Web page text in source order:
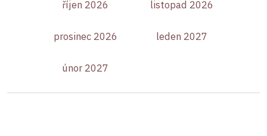
říjen 2026 listopad 2026
prosinec 2026 leden 2027
únor 2027